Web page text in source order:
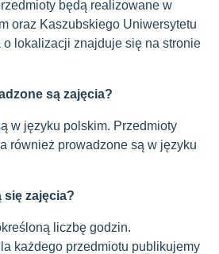
będą realizowane w
oraz Kaszubskiego Uniwersytetu
o lokalizacji znajduje się na stronie
są zajęcia?
w języku polskim. Przedmioty
również prowadzone są w języku
się zajęcia?
liczbę godzin.
każdego przedmiotu publikujemy